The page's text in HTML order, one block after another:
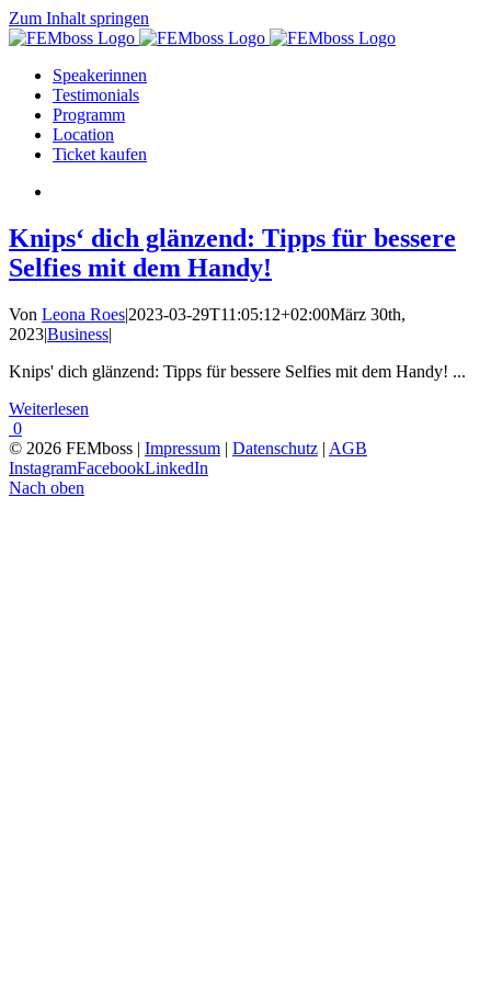
Zum Inhalt springen
Speakerinnen
Testimonials
Programm
Location
Ticket kaufen
Knips‘ dich glänzend: Tipps für bessere
Selfies mit dem Handy!
Von Leona Roes|2023-03-29T11:05:12+02:00März 30th,
2023|Business|
Knips' dich glänzend: Tipps für bessere Selfies mit dem Handy! ...
Weiterlesen
0
© 2026 FEMboss | Impressum | Datenschutz | AGB
InstagramFacebookLinkedIn
Nach oben